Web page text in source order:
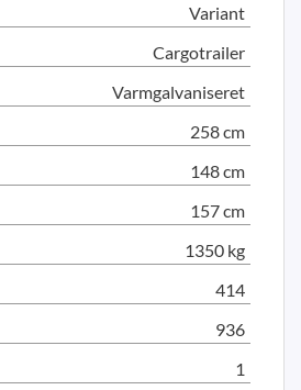
Variant
Cargotrailer
Varmgalvaniseret
258 cm
148 cm
157 cm
1350 kg
414
936
1